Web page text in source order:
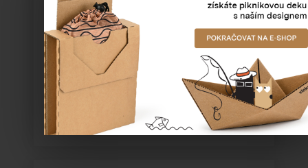
Katalogové číslo:
Cena od
20,33 Kč